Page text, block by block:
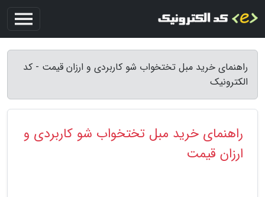
راهنمای خرید مبل تختخواب شو کاربردی و ارزان قیمت - کد
الکترونیک
راهنمای خرید مبل تختخواب شو کاربردی و
ارزان قیمت